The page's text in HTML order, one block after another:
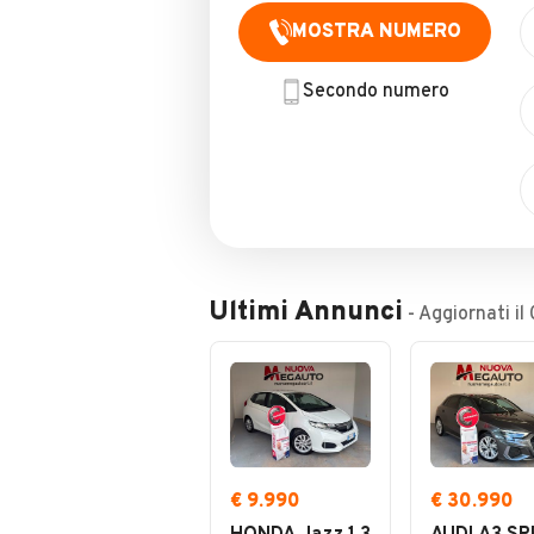
MOSTRA NUMERO
Secondo numero
Ultimi Annunci - Aggiornati il
€ 9.990
€ 30.990